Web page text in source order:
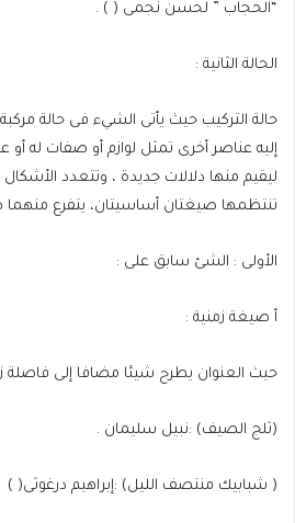
“الحجاب ” لحسن نجمى ( ) .
الحالة الثانية :
حالة التركيب حيث يأتى الشيء فى حالة
إليه عناصر أخرى تمثل لوازم أو صفات له أو
ليقيم منها دلالات جديدة ، وتتعدد
تنتظمها صيغتان أساسيتان، يتفرع
الأولى : الشئ سابق على :
أ‌ صيغة زمنية :
حيث العنوان يطرح شيئا مضافا إلى فاصلة
(ثلج الصيف) :نبيل سليمان .
( شبابيك منتصف الليل) :إبراهيم درغوثى( )